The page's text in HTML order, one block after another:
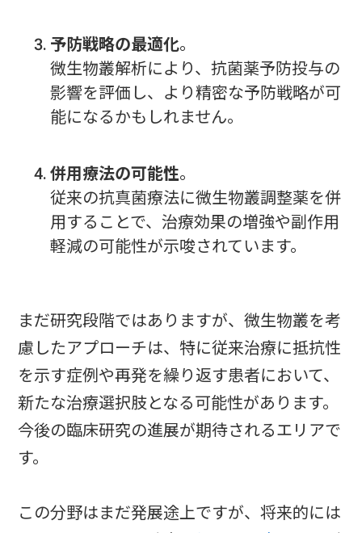
予防戦略の最適化。
微生物叢解析により、抗菌薬予防投与の
影響を評価し、より精密な予防戦略が可
能になるかもしれません。
併用療法の可能性。
従来の抗真菌療法に微生物叢調整薬を併
用することで、治療効果の増強や副作用
軽減の可能性が示唆されています。
まだ研究段階ではありますが、微生物叢を考
慮したアプローチは、特に従来治療に抵抗性
を示す症例や再発を繰り返す患者において、
新たな治療選択肢となる可能性があります。
今後の臨床研究の進展が期待されるエリアで
す。
この分野はまだ発展途上ですが、将来的には